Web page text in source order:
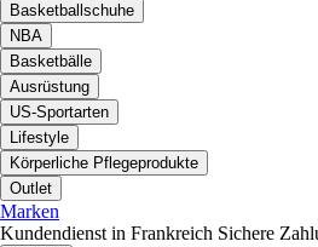
Basketballschuhe
NBA
Basketbälle
Ausrüstung
US-Sportarten
Lifestyle
Körperliche Pflegeprodukte
Outlet
Marken
Kundendienst in Frankreich Sichere